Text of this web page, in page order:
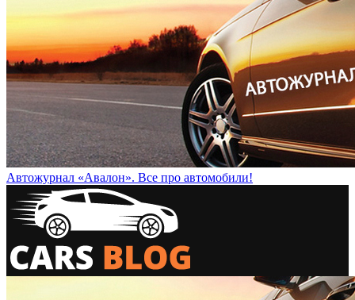
Автожурнал «Авалон». Все про автомобили!